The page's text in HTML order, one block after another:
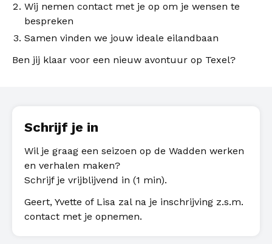
Wij nemen contact met je op om je wensen te
bespreken
Samen vinden we jouw ideale eilandbaan
Ben jij klaar voor een nieuw avontuur op Texel?
Schrijf je in
Wil je graag een seizoen op de Wadden werken
en verhalen maken?
Schrijf je vrijblijvend in (1 min).
Geert, Yvette of Lisa zal na je inschrijving z.s.m.
contact met je opnemen.